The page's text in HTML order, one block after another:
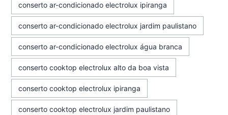
conserto ar-condicionado electrolux ipiranga
conserto ar-condicionado electrolux jardim paulistano
conserto ar-condicionado electrolux água branca
conserto cooktop electrolux alto da boa vista
conserto cooktop electrolux ipiranga
conserto cooktop electrolux jardim paulistano